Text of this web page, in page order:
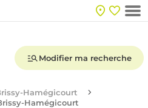
Modifier ma recherche
Hamégicourt
Hamégicourt